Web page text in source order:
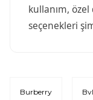
kullanım,
seçenekleri
Burberry